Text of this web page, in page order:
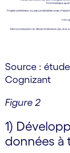
Source :
Cognizant
Figure 2
1)
données à